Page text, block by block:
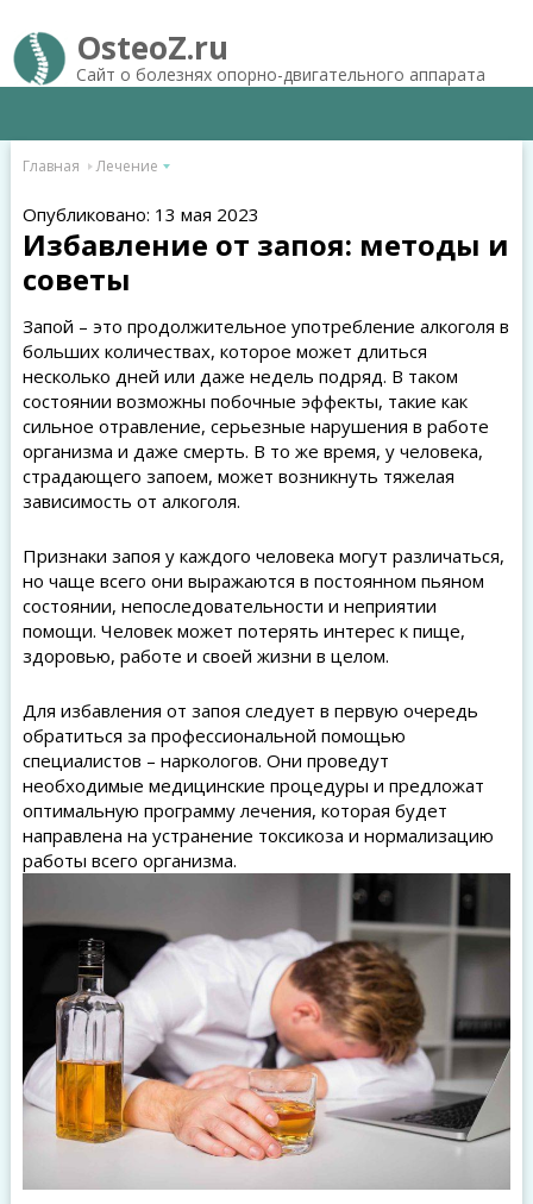
OsteoZ.ru
Сайт о болезнях опорно-двигательного аппарата
Главная Лечение
Опубликовано: 13 мая 2023
Избавление от запоя: методы и
советы
Запой – это продолжительное употребление алкоголя в
больших количествах, которое может длиться
несколько дней или даже недель подряд. В таком
состоянии возможны побочные эффекты, такие как
сильное отравление, серьезные нарушения в работе
организма и даже смерть. В то же время, у человека,
страдающего запоем, может возникнуть тяжелая
зависимость от алкоголя.
Признаки запоя у каждого человека могут различаться,
но чаще всего они выражаются в постоянном пьяном
состоянии, непоследовательности и неприятии
помощи. Человек может потерять интерес к пище,
здоровью, работе и своей жизни в целом.
Для избавления от запоя следует в первую очередь
обратиться за профессиональной помощью
специалистов – наркологов. Они проведут
необходимые медицинские процедуры и предложат
оптимальную программу лечения, которая будет
направлена на устранение токсикоза и нормализацию
работы всего организма.